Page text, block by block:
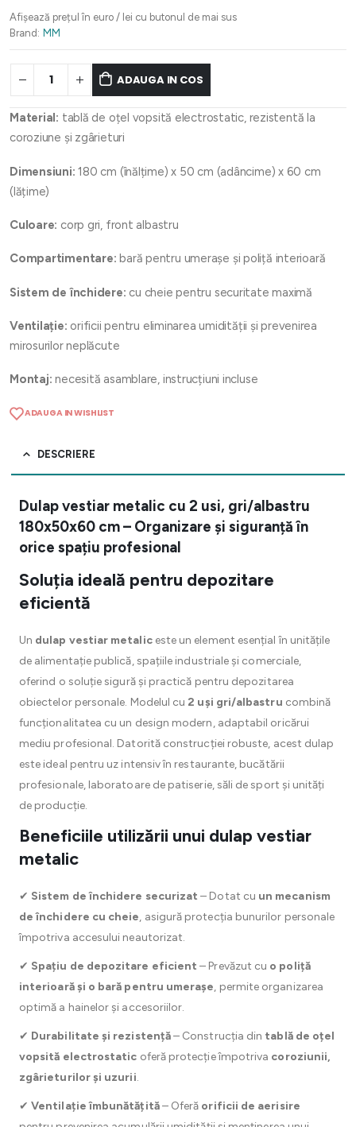
fost: 619,20 lei.
Afișează prețul în euro / lei cu butonul de mai sus
Brand: MM
ADAUGA IN COS
Material: tablă de oțel vopsită electrostatic, rezistentă la
coroziune și zgârieturi
Dimensiuni: 180 cm (înălțime) x 50 cm (adâncime) x 60 cm
(lățime)
Culoare: corp gri, front albastru
Compartimentare: bară pentru umerașe și poliță interioară
Sistem de închidere: cu cheie pentru securitate maximă
Ventilație: orificii pentru eliminarea umidității și prevenirea
mirosurilor neplăcute
Montaj: necesită asamblare, instrucțiuni incluse
ADAUGA IN WISHLIST
DESCRIERE
Dulap vestiar metalic cu 2 usi, gri/albastru
180x50x60 cm – Organizare și siguranță în
orice spațiu profesional
Soluția ideală pentru depozitare
eficientă
Un dulap vestiar metaliceste un element esențial în unitățile
de alimentație publică, spațiile industriale și comerciale,
oferind o soluție sigură și practică pentru depozitarea
obiectelor personale. Modelul cu 2 uși gri/albastru combină
funcționalitatea cu un design modern, adaptabil oricărui
mediu profesional. Datorită construcției robuste, acest dulap
este ideal pentru uz intensiv în restaurante, bucătării
profesionale, laboratoare de patiserie, săli de sport și unități
de producție.
Beneficiile utilizării unui dulap vestiar
metalic
✔ Sistem de închidere securizat – Dotat cu un mecanism
de închidere cu cheie, asigură protecția bunurilor personale
împotriva accesului neautorizat.
✔ Spațiu de depozitare eficient – Prevăzut cu o poliță
interioară și o bară pentru umerașe, permite organizarea
optimă a hainelor și accesoriilor.
✔ Durabilitate și rezistență– Construcția din tablă de oțel
vopsită electrostatic oferă protecție împotriva coroziunii,
zgârieturilor și uzurii.
✔Ventilație îmbunătățită– Oferă orificii de aerisire